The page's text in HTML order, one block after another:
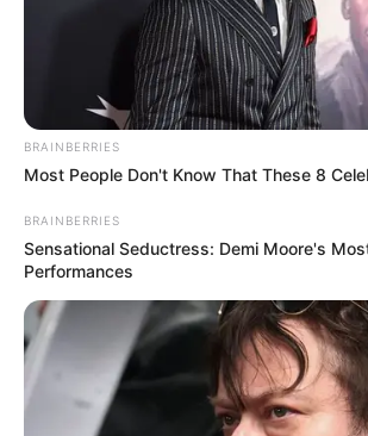
BRAINBERRIES
Most People Don't Know That These 8
BRAINBERRIES
Sensational Seductress: Demi Moore's
Performances